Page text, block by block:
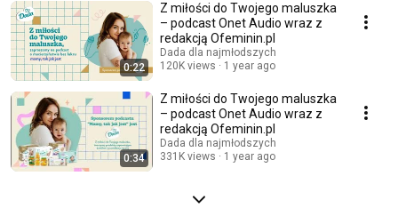
0:22
Z miłości do Twojego maluszka
– podcast Onet Audio wraz z
redakcją Ofeminin.pl
Dada dla najmłodszych
120K views
1 year ago
0:34
Z miłości do Twojego maluszka
– podcast Onet Audio wraz z
redakcją Ofeminin.pl
Dada dla najmłodszych
331K views
1 year ago